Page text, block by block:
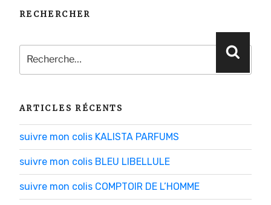
RECHERCHER
Recherche
pour
:
ARTICLES RÉCENTS
suivre mon colis KALISTA PARFUMS
suivre mon colis BLEU LIBELLULE
suivre mon colis COMPTOIR DE L’HOMME